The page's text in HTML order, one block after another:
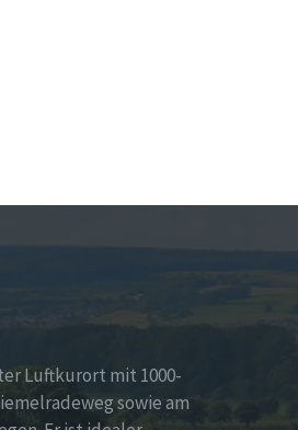
Luftkurort mit 1000-
sowie am